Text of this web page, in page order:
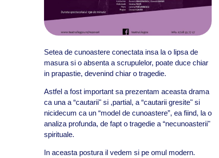
Setea de cunoastere conectata insa la o lipsa de
masura si o absenta a scrupulelor, poate duce chiar
in prapastie, devenind chiar o tragedie.
Astfel a fost important sa prezentam aceasta drama
ca una a “cautarii" si ,partial, a “cautarii gresite" si
nicidecum ca un “model de cunoastere”, ea fiind, la o
analiza profunda, de fapt o tragedie a “necunoasterii"
spirituale.
In aceasta postura il vedem si pe omul modern.